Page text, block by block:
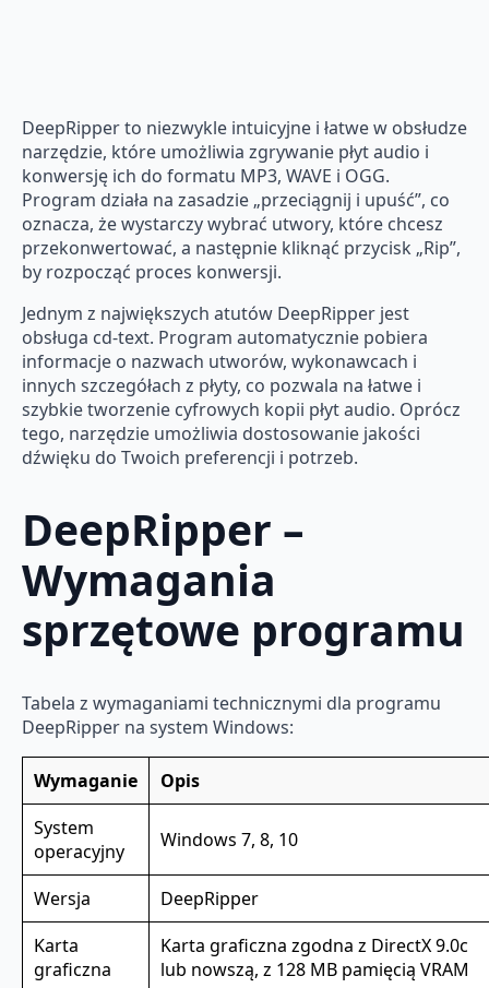
DeepRipper to niezwykle intuicyjne i łatwe w obsłudze
narzędzie, które umożliwia zgrywanie płyt audio i
konwersję ich do formatu MP3, WAVE i OGG.
Program działa na zasadzie „przeciągnij i upuść”, co
oznacza, że wystarczy wybrać utwory, które chcesz
przekonwertować, a następnie kliknąć przycisk „Rip”,
by rozpocząć proces konwersji.
Jednym z największych atutów DeepRipper jest
obsługa cd-text. Program automatycznie pobiera
informacje o nazwach utworów, wykonawcach i
innych szczegółach z płyty, co pozwala na łatwe i
szybkie tworzenie cyfrowych kopii płyt audio. Oprócz
tego, narzędzie umożliwia dostosowanie jakości
dźwięku do Twoich preferencji i potrzeb.
DeepRipper –
Wymagania
sprzętowe programu
Tabela z wymaganiami technicznymi dla programu
DeepRipper na system Windows:
Wymaganie
Opis
System
operacyjny
Windows 7, 8, 10
Wersja
DeepRipper
Karta
graficzna
Karta graficzna zgodna z DirectX 9.0c
lub nowszą, z 128 MB pamięcią VRAM